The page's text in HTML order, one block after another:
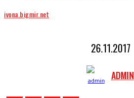
ivona.bigmir.net
26.11.2017
ADMIN